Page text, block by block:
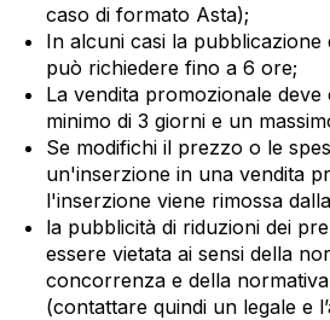
caso di formato Asta);
In alcuni casi la
può richiedere fino a 6 ore;
La vendita promozionale
minimo di 3 giorni e un
Se modifichi il prezzo o le
un'inserzione in una vendita
l'inserzione viene rimossa
la pubblicità di riduzioni dei
essere vietata ai sensi della
concorrenza e della
(contattare quindi un legale e